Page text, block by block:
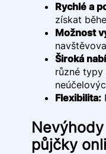
Rychlé a
získat
Možnost
Široká
různé typy
Flexibilita:
půjčky